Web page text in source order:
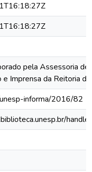
pela Assessoria de
e Imprensa da Reitoria
informa/2016/82